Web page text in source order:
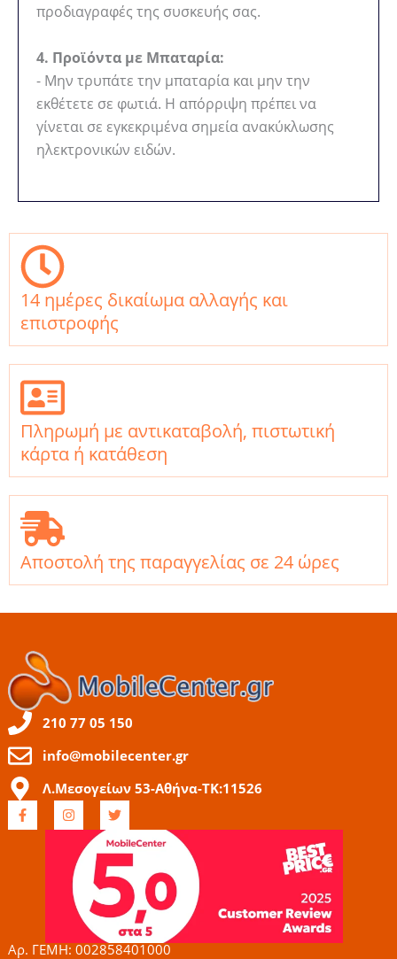
προδιαγραφές της συσκευής σας.
4. Προϊόντα με Μπαταρία:
- Μην τρυπάτε την μπαταρία και μην την
εκθέτετε σε φωτιά. Η απόρριψη πρέπει να
γίνεται σε εγκεκριμένα σημεία ανακύκλωσης
ηλεκτρονικών ειδών.
14 ημέρες δικαίωμα αλλαγής και
επιστροφής
Πληρωμή με αντικαταβολή, πιστωτική
κάρτα ή κατάθεση
Αποστολή της παραγγελίας σε 24 ώρες
210 77 05 150
info@mobilecenter.gr
Λ.Μεσογείων 53-Αθήνα-ΤΚ:11526
F
a
c
I
n
s
g
r
a
m
T
w
t
t
e
r
Αρ. ΓΕΜΗ: 002858401000